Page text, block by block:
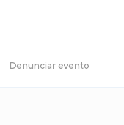
Denunciar evento